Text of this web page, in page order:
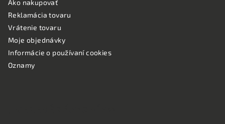
Ako nakupovať
Reklamácia tovaru
Vrátenie tovaru
Moje objednávky
Informácie o používaní cookies
Oznamy